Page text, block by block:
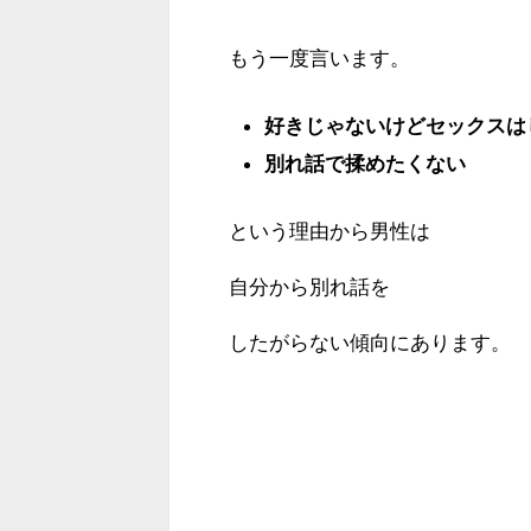
もう一度言います。
好きじゃないけどセックス
別れ話で揉めたくない
という理由から男性は
自分から別れ話を
したがらない傾向にあります。